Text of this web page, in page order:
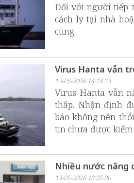
Đối với người tiếp
cách ly tại nhà
cùng.
Virus Hanta vẫn
13-05-2026 14:24:23
Virus Hanta vẫn
thấp. Nhận định
báo không nên
tin chưa được
Nhiều nước nâng
13-05-2026 13:35:00